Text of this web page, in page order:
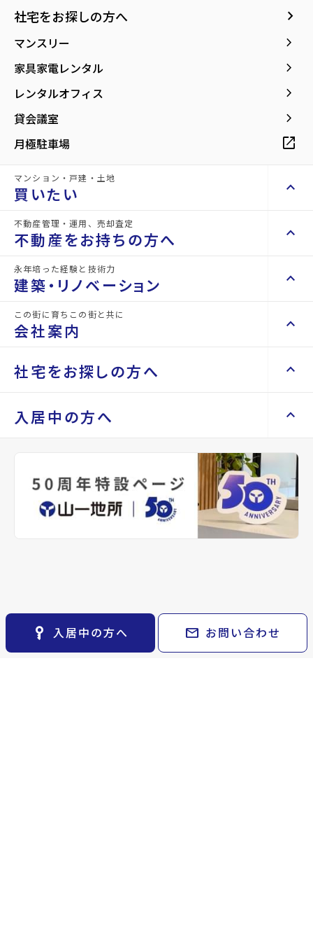
社宅をお探しの方へ keyboard_arrow_right
マンスリー keyboard_arrow_right
家具家電レンタル keyboard_arrow_right
レンタルオフィス keyboard_arrow_right
貸会議室 keyboard_arrow_right
月極駐車場 open_in_new
マンション・戸建・土地
買いたい keyboard_arrow_up
不動産を買いたい方へ keyboard_arrow_right
space_dashboard
エリアから探す
space_dashboard
土地を探す
エリアから探す
train
路線から探す
事業用・投資用を探す keyboard_arrow_right
検索条件
閲覧履歴 keyboard_arrow_right
不動産管理・運用、売却査定
不動産をお持ちの方へ keyboard_arrow_up
不動産をお持ちの方へ keyboard_arrow_right
山一地所の賃貸管理
不動産を貸すまでの流れ
空き家サポートサービス
不動産を売却したい keyboard_arrow_right
相続相談をしたい keyboard_arrow_right
不動産に投資したい keyboard_arrow_right
永年培った経験と技術力
建築・リノベーション keyboard_arrow_up
建築・リノベーション keyboard_arrow_right
Renotta（リノッタ） keyboard_arrow_right
この街に育ちこの街と共に
会社案内 keyboard_arrow_up
会社案内 keyboard_arrow_right
会社概要・沿革 keyboard_arrow_right
keyboard_arrow_right
パーパス keyboard_arrow_right
CM紹介
社宅をお探しの方へ keyboard_arrow_up
社宅をお探しの方へ keyboard_arrow_right
keyboard_arrow_right
レンタルオフィス keyboard_arrow_right
貸会議室 keyboard_arrow_right
open_in_new
入居中の方へ keyboard_arrow_up
keyboard_arrow_right
退去される方へ keyboard_arrow_right
※準備中 住まいのしおり（PDF）
key_vertical 入居中の方へ mail お問い合わせ